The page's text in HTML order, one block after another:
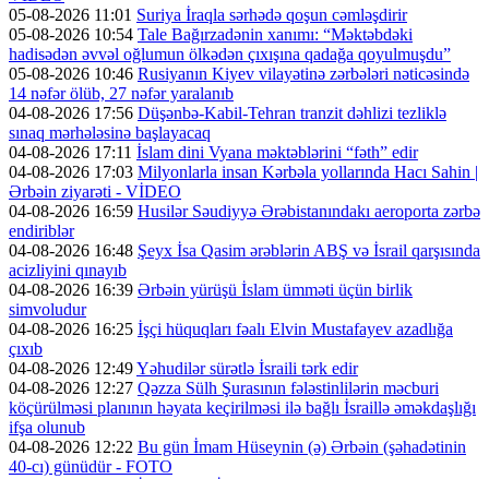
05-08-2026 11:01 Suriya İraqla sərhədə qoşun cəmləşdirir
05-08-2026 10:54 Tale Bağırzadənin xanımı: “Məktəbdəki
hadisədən əvvəl oğlumun ölkədən çıxışına qadağa qoyulmuşdu”
05-08-2026 10:46 Rusiyanın Kiyev vilayətinə zərbələri nəticəsində
14 nəfər ölüb, 27 nəfər yaralanıb
04-08-2026 17:56 Düşənbə-Kabil-Tehran tranzit dəhlizi tezliklə
sınaq mərhələsinə başlayacaq
04-08-2026 17:11 İslam dini Vyana məktəblərini “fəth” edir
04-08-2026 17:03 Milyonlarla insan Kərbəla yollarında Hacı Sahin |
Ərbəin ziyarəti - VİDEO
04-08-2026 16:59 Husilər Səudiyyə Ərəbistanındakı aeroporta zərbə
endiriblər
04-08-2026 16:48 Şeyx İsa Qasim ərəblərin ABŞ və İsrail qarşısında
acizliyini qınayıb
04-08-2026 16:39 Ərbəin yürüşü İslam ümməti üçün birlik
simvoludur
04-08-2026 16:25 İşçi hüquqları fəalı Elvin Mustafayev azadlığa
çıxıb
04-08-2026 12:49Yəhudilər sürətlə İsraili tərk edir
04-08-2026 12:27 Qəzza Sülh Şurasının fələstinlilərin məcburi
köçürülməsi planının həyata keçirilməsi ilə bağlı İsraillə əməkdaşlığı
ifşa olunub
04-08-2026 12:22 Bu gün İmam Hüseynin (ə) Ərbəin (şəhadətinin
40-cı) günüdür - FOTO